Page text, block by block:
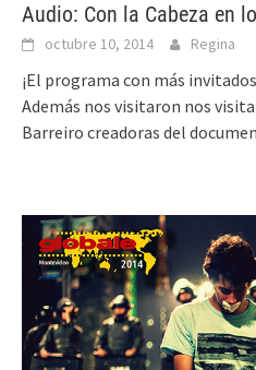
Audio: Con la Cabeza en
octubre 10, 2014 Regina
¡El programa con más
Además nos visitaron nos
Barreiro creadoras del